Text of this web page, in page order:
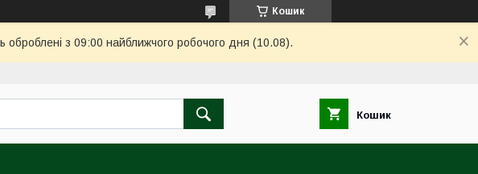
Кошик
оброблені з 09:00 найближчого робочого дня (10.08).
Кошик